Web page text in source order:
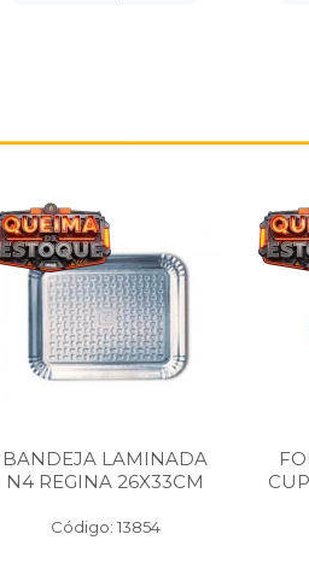
BANDEJA LAMINADA
N4 REGINA 26X33CM
Código: 13854